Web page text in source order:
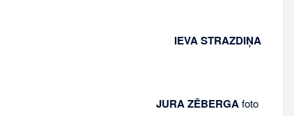
IEVA STRAZDIŅA
JURA ZĒBERGAfoto